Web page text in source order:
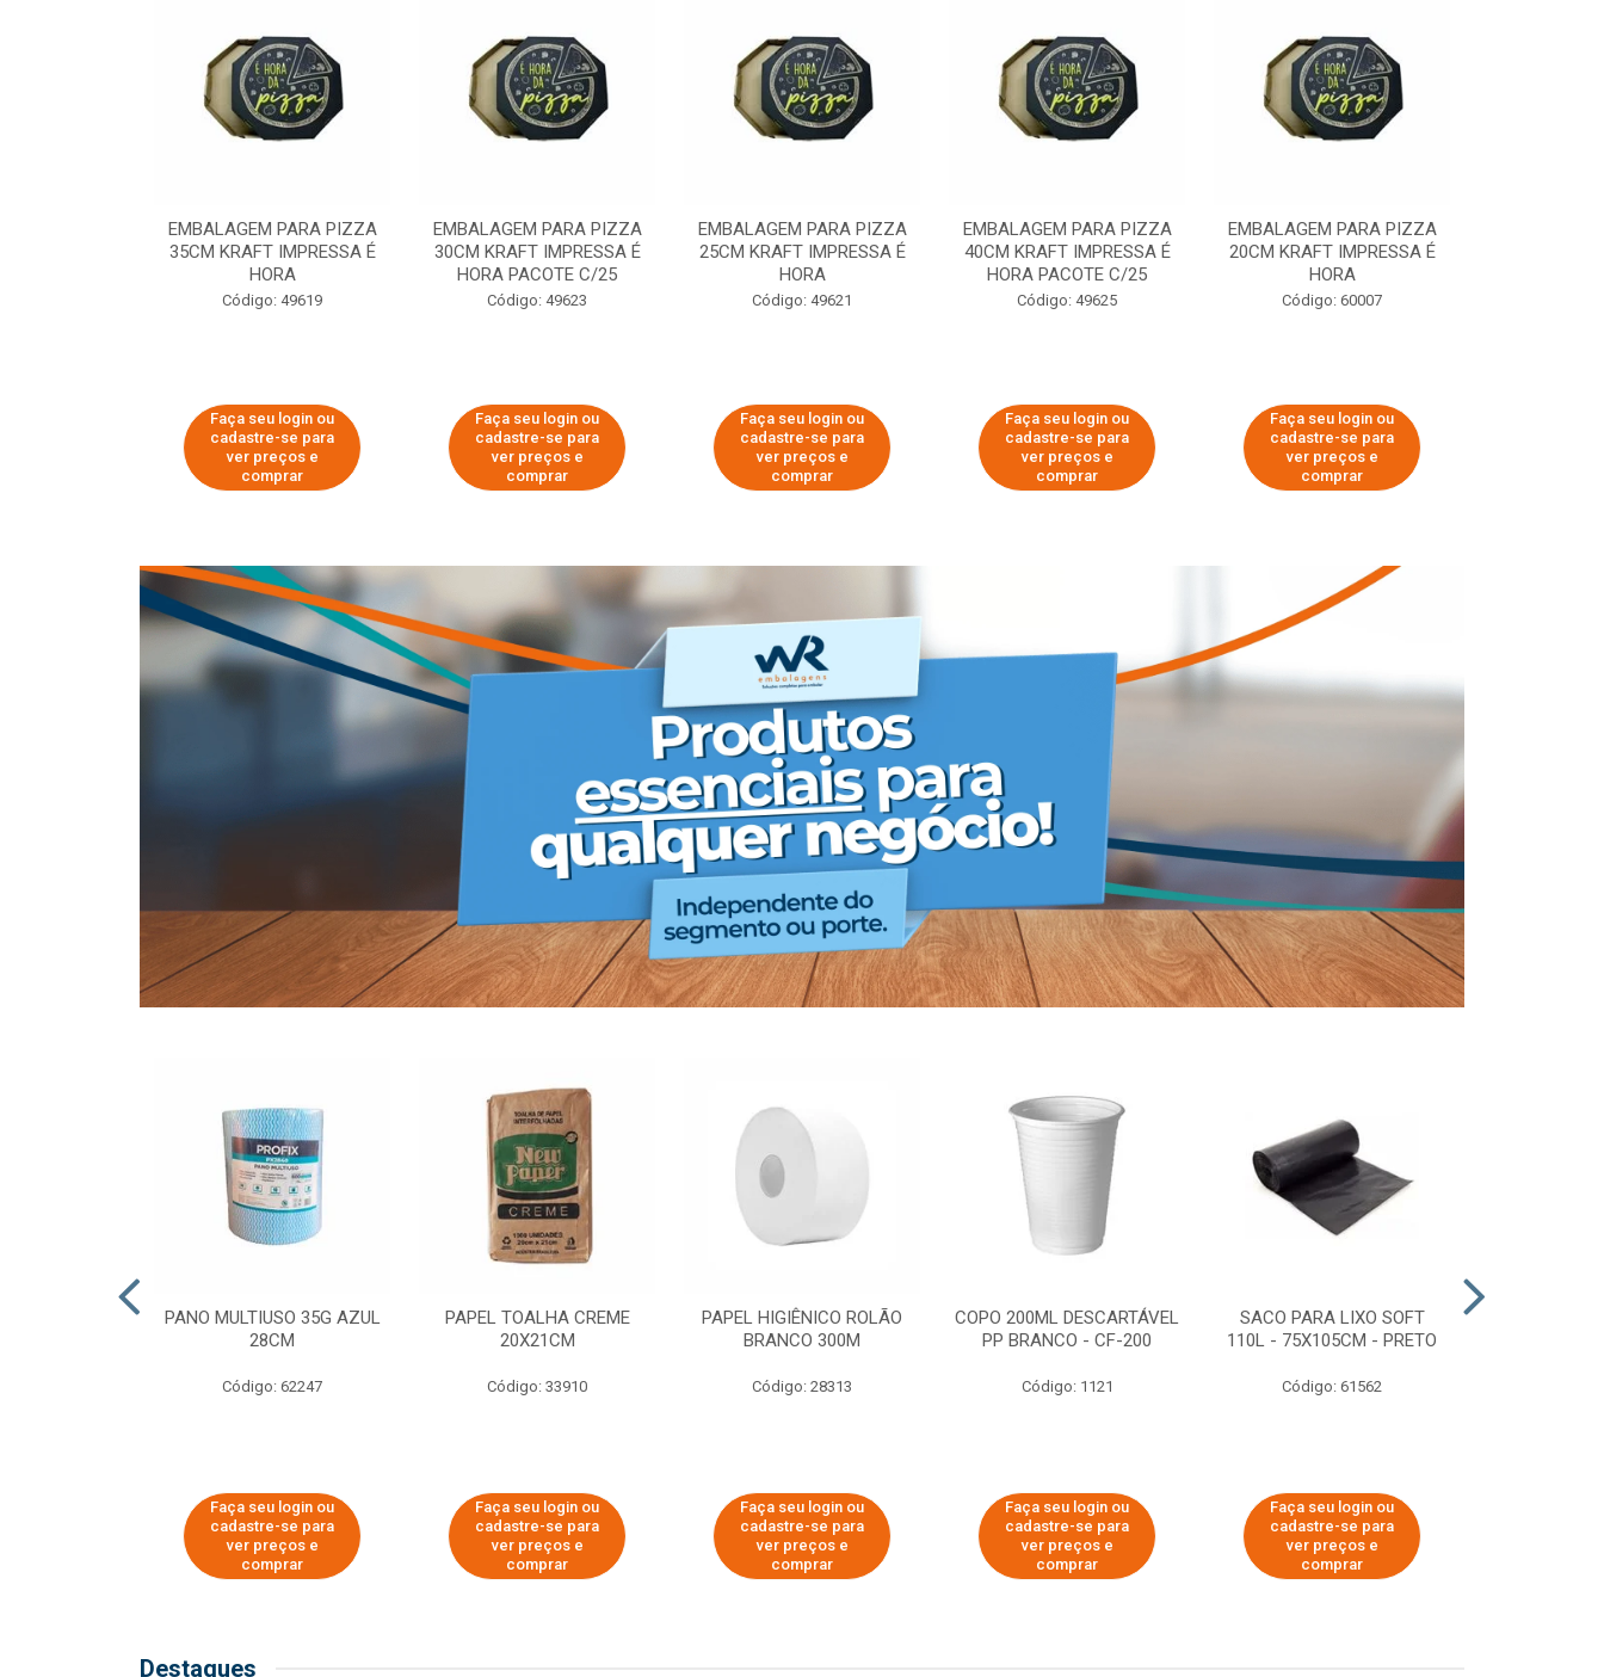
EMBALAGEM PARA PIZZA
35CM KRAFT IMPRESSA É
HORA
Código: 49619
Faça seu login ou
cadastre-se para
ver preços e
comprar
EMBALAGEM PARA PIZZA
30CM KRAFT IMPRESSA É
HORA PACOTE C/25
Código: 49623
Faça seu login ou
cadastre-se para
ver preços e
comprar
EMBALAGEM PARA PIZZA
25CM KRAFT IMPRESSA É
HORA
Código: 49621
Faça seu login ou
cadastre-se para
ver preços e
comprar
EMBALAGEM PARA PIZZA
40CM KRAFT IMPRESSA É
HORA PACOTE C/25
Código: 49625
Faça seu login ou
cadastre-se para
ver preços e
comprar
EMBALAGEM PARA PIZZA
20CM KRAFT IMPRESSA É
HORA
Código: 60007
Faça seu login ou
cadastre-se para
ver preços e
comprar
PANO MULTIUSO 35G AZUL
28CM
Código: 62247
Faça seu login ou
cadastre-se para
ver preços e
comprar
PAPEL TOALHA CREME
20X21CM
Código: 33910
Faça seu login ou
cadastre-se para
ver preços e
comprar
PAPEL HIGIÊNICO ROLÃO
BRANCO 300M
Código: 28313
Faça seu login ou
cadastre-se para
ver preços e
comprar
COPO 200ML DESCARTÁVEL
PP BRANCO - CF-200
Código: 1121
Faça seu login ou
cadastre-se para
ver preços e
comprar
SACO PARA LIXO SOFT
110L - 75X105CM - PRETO
Código: 61562
Faça seu login ou
cadastre-se para
ver preços e
comprar
Destaques